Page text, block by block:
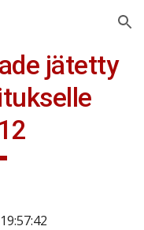
Skip to navigation
jätetty